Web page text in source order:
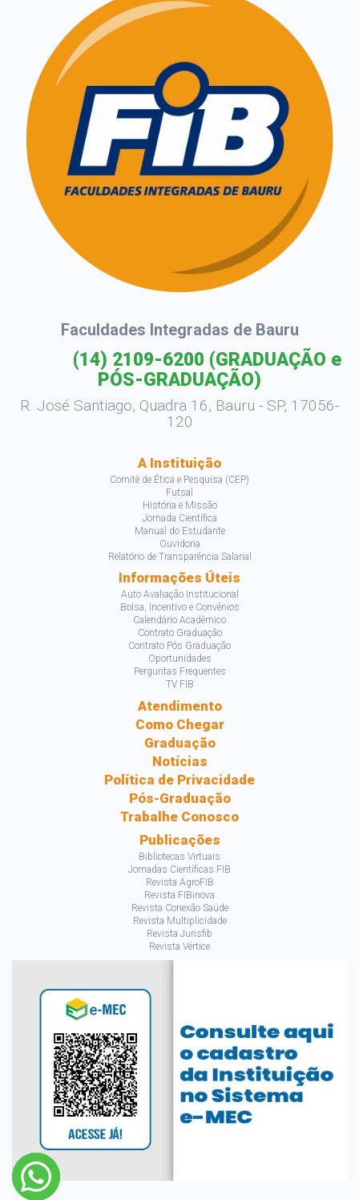
Faculdades Integradas de Bauru
(14) 2109-6200 (GRADUAÇÃO e
PÓS-GRADUAÇÃO)
R. José Santiago, Quadra 16, Bauru - SP, 17056-
120
A Instituição
Comitê de Ética e Pesquisa (CEP)
Futsal
História e Missão
Jornada Científica
Manual do Estudante
Ouvidoria
Relatório de Transparência Salarial
Informações Úteis
Auto Avaliação Institucional
Bolsa, Incentivo e Convênios
Calendário Acadêmico
Contrato Graduação
Contrato Pós Graduação
Oportunidades
Perguntas Frequentes
TV FIB
Atendimento
Como Chegar
Graduação
Notícias
Política de Privacidade
Pós-Graduação
Trabalhe Conosco
Publicações
Bibliotecas Virtuais
Jornadas Científicas FIB
Revista AgroFIB
Revista FIBinova
Revista Conexão Saúde
Revista Multiplicidade
Revista Jurisfib
Revista Vértice